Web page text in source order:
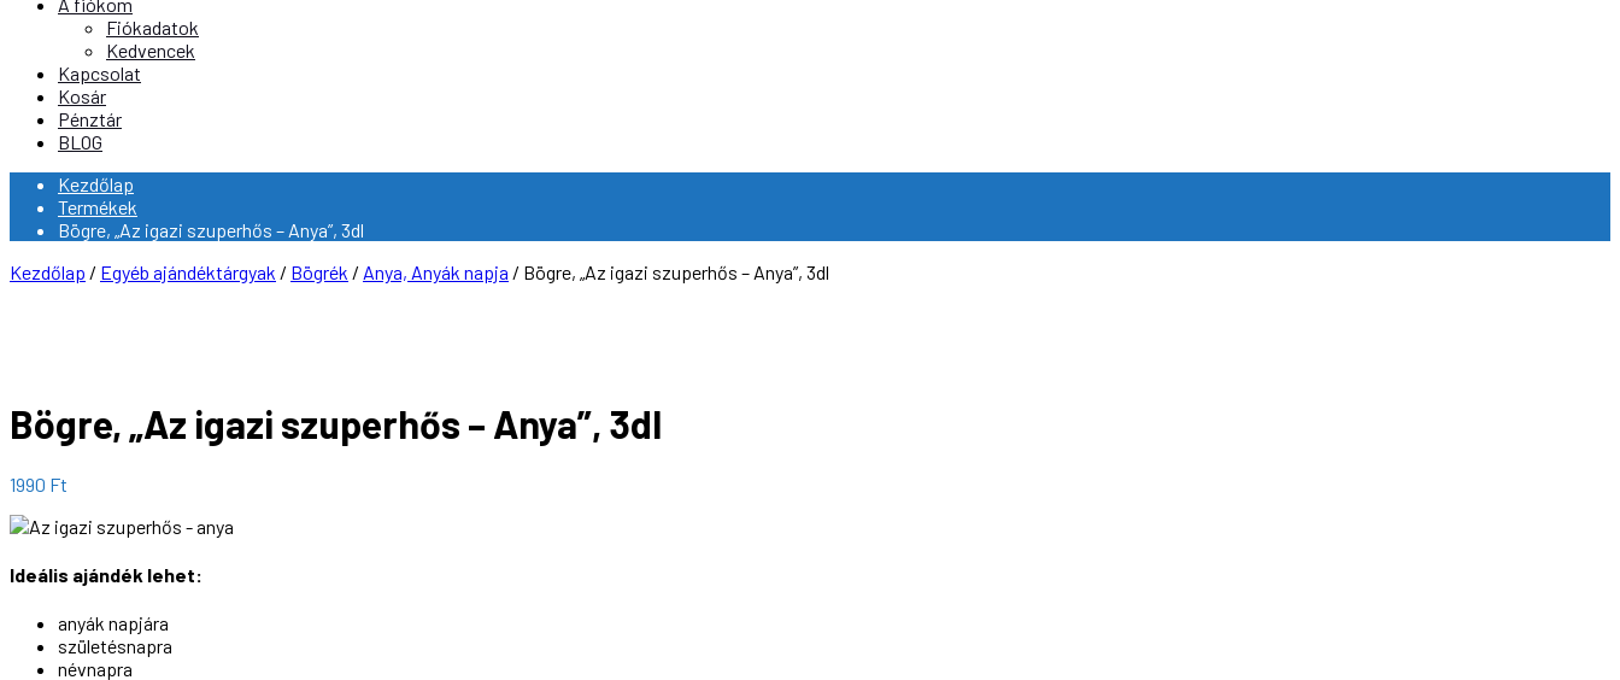
Fiókadatok
Kedvencek
Kapcsolat
Kosár
Pénztár
BLOG
Kezdőlap
Termékek
Bögre, „Az igazi szuperhős – Anya”, 3dl
Kezdőlap / Egyéb ajándéktárgyak / Bögrék / Anya, Anyák napja / Bögre, „Az igazi szuperhős – Anya”, 3dl
Bögre, „Az igazi szuperhős – Anya”, 3dl
1990 Ft
Ideális ajándék lehet:
anyák napjára
születésnapra
névnapra